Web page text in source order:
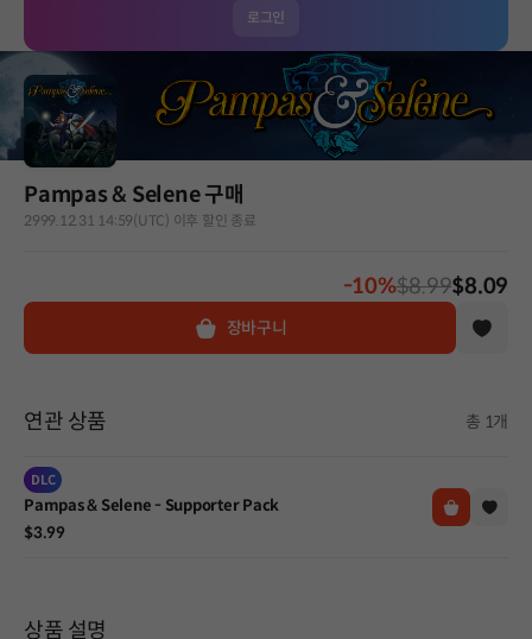
로그인
Pampas & Selene 구매
2999.12.31 14:59(UTC) 이후 할인 종료
-10%$8.99$8.09
장바구니
연관 상품 총 1개
DLC
Pampas & Selene - Supporter Pack
$3.99
상품 설명